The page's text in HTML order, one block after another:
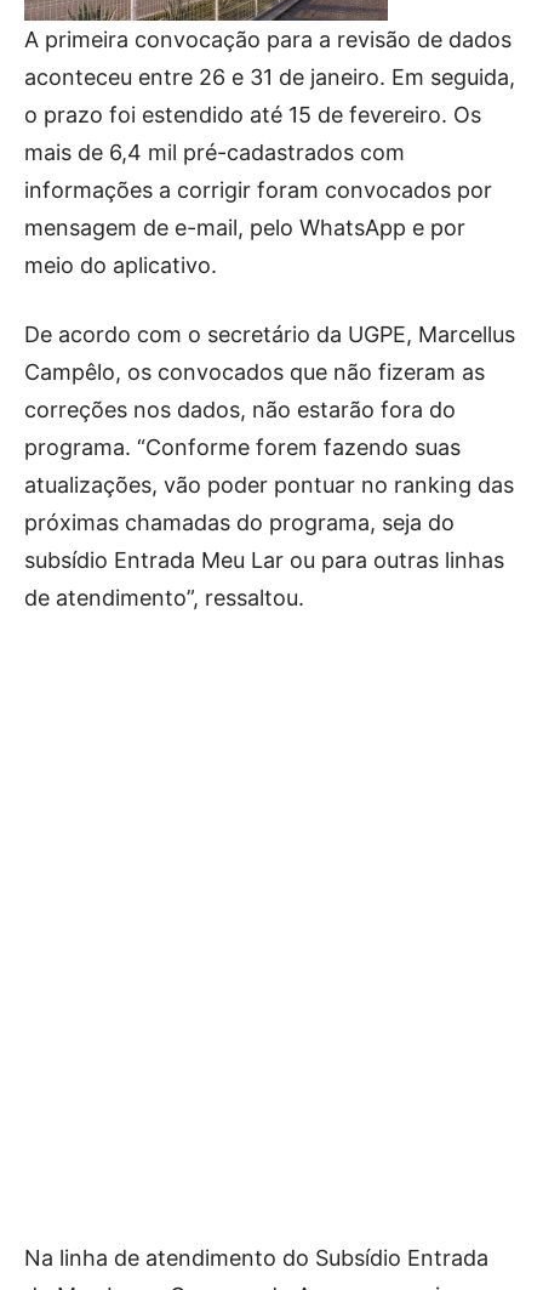
A primeira convocação para a revisão de dados
aconteceu entre 26 e 31 de janeiro. Em seguida,
o prazo foi estendido até 15 de fevereiro. Os
mais de 6,4 mil pré-cadastrados com
informações a corrigir foram convocados por
mensagem de e-mail, pelo WhatsApp e por
meio do aplicativo.
De acordo com o secretário da UGPE, Marcellus
Campêlo, os convocados que não fizeram as
correções nos dados, não estarão fora do
programa. “Conforme forem fazendo suas
atualizações, vão poder pontuar no ranking das
próximas chamadas do programa, seja do
subsídio Entrada Meu Lar ou para outras linhas
de atendimento”, ressaltou.
Na linha de atendimento do Subsídio Entrada